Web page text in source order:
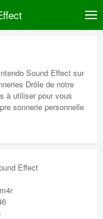
Sound Effect sur
Drôle de notre
à utiliser pour vous
sonnerie personnelle
Effect